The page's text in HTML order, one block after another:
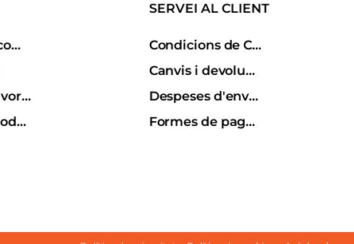
Historial de comandes
Porductes favorits
Comparar productes
SERVEI AL CLIENT
Condicions de Compra
Canvis i devolucions
Despeses d'enviament
Formes de pagament